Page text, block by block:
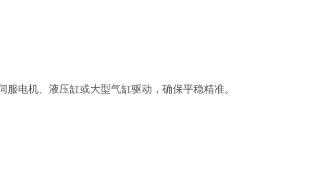
电机、液压缸或大型气缸驱动，确保平稳精准。